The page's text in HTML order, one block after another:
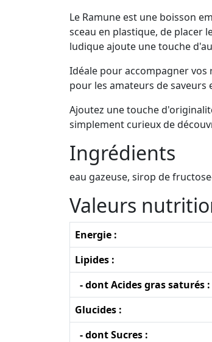
Le Ramune est une boisson
sceau en plastique, de placer
ludique ajoute une touche
Idéale pour accompagner
pour les amateurs de saveurs
Ajoutez une touche
simplement curieux de
Ingrédients
eau gazeuse, sirop de
Valeurs
Energie :
Lipides :
- dont Acides gras saturés :
Glucides :
- dont Sucres :